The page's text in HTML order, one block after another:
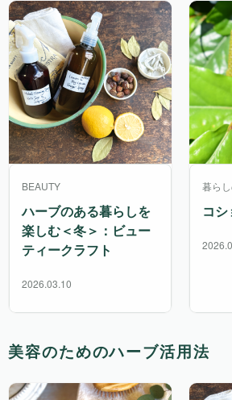
BEAUTY
ハーブのある暮らしを
楽しむ＜冬＞：ビュー
ティークラフト
2026.03.10
暮ら
コ
美容のためのハーブ活用法